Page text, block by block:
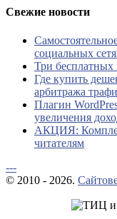
Свежие новости
социальных
Три бесплатных
Где купить
арбитража
Плагин
увеличения
АКЦИЯ:
читателям
---
© 2010 - 2026.